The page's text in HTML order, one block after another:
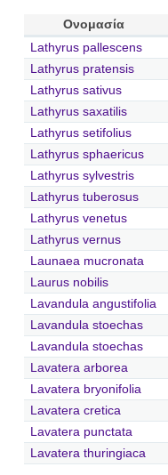
Ονομασία
Lathyrus pallescens
Lathyrus pratensis
Lathyrus sativus
Lathyrus saxatilis
Lathyrus setifolius
Lathyrus sphaericus
Lathyrus sylvestris
Lathyrus tuberosus
Lathyrus venetus
Lathyrus vernus
Launaea mucronata
Laurus nobilis
Lavandula angustifolia
Lavandula stoechas
Lavandula stoechas
Lavatera arborea
Lavatera bryonifolia
Lavatera cretica
Lavatera punctata
Lavatera thuringiaca